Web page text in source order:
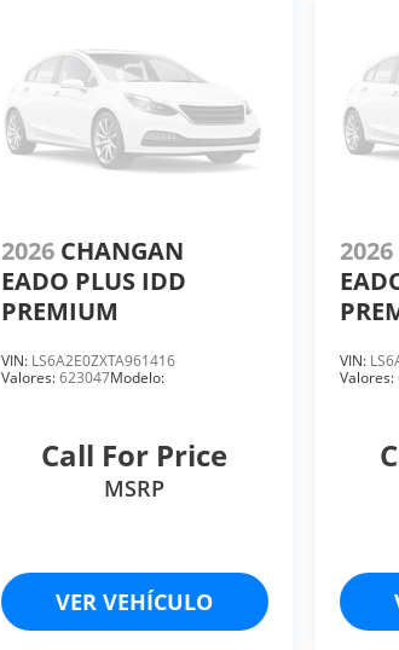
2026 CHANGAN
EADO PLUS IDD
PREMIUM
VIN: LS6A2E0ZXTA961416
Valores:623047Modelo:
Call For Price
MSRP
VER VEHÍCULO
2026
VIN:
Valores: